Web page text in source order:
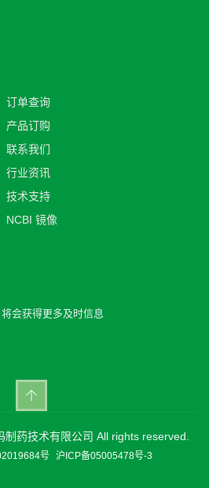
订单查询
产品订购
联系我们
行业资讯
技术支持
NCBI 镜像
会获得更多及时信息
药技术有限公司 All rights reserved.
号 沪ICP备05005478号-3